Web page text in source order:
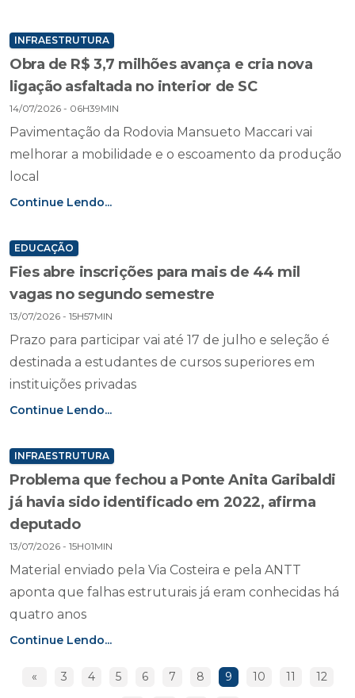
INFRAESTRUTURA
Obra de R$ 3,7 milhões avança e cria nova
ligação asfaltada no interior de SC
14/07/2026 - 06H39MIN
Pavimentação da Rodovia Mansueto Maccari vai
melhorar a mobilidade e o escoamento da produção
local
Continue Lendo...
EDUCAÇÃO
Fies abre inscrições para mais de 44 mil
vagas no segundo semestre
13/07/2026 - 15H57MIN
Prazo para participar vai até 17 de julho e seleção é
destinada a estudantes de cursos superiores em
instituições privadas
Continue Lendo...
INFRAESTRUTURA
Problema que fechou a Ponte Anita Garibaldi
já havia sido identificado em 2022, afirma
deputado
13/07/2026 - 15H01MIN
Material enviado pela Via Costeira e pela ANTT
aponta que falhas estruturais já eram conhecidas há
quatro anos
Continue Lendo...
« 3 4 5 6 7 8 9 10 11 12